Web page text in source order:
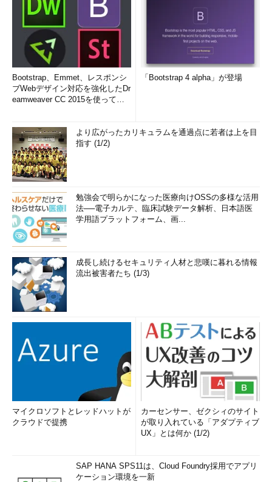
Bootstrap、Emmet、レスポンシ
ブWebデザイン対応を強化したDr
eamweaver CC 2015を使って
「Bootstrap 4 alpha」が登場
より広がったカリキュラムを通過点に若者は上を目
指す (1/2)
勉強会で明らかになった医療向けOSSの多様な活用
法──電子カルテ、臨床試験データ解析、日本語医
学用語プラットフォーム、画...
成長し続けるセキュリティ人材と悲嘆に暮れる情報
流出被害者たち (1/3)
マイクロソフトとレッドハットが
クラウドで提携
カーセンサー、ゼクシィのサイト
が取り入れている「アダプティブ
UX」とは何か (1/2)
SAP HANA SPS11は、Cloud Foundry採用でアプリ
ケーション環境を一新